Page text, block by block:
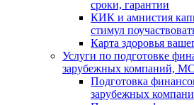
сроки, гарантии
КИК и амнистия
стимул
Карта здоровья
Услуги по подготовке
зарубежных компаний,
Подготовка
зарубежных